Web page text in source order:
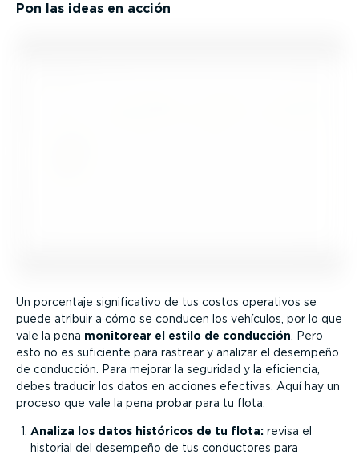
Pon las ideas en acción
Un porcentaje signi­fi­cativo de tus costos operativos se
puede atribuir a cómo se conducen los vehículos, por lo que
vale la pena monitorear el estilo de conducción . Pero
esto no es suficiente para rastrear y analizar el desempeño
de conducción. Para mejorar la seguridad y la eficiencia,
debes traducir los datos en acciones efectivas. Aquí hay un
proceso que vale la pena probar para tu flota:
Analiza los datos históricos de tu flota:revisa el
historial del desempeño de tus conductores para